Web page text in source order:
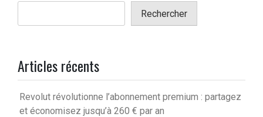
Rechercher
Articles récents
Revolut révolutionne l’abonnement premium : partagez
et économisez jusqu’à 260 € par an